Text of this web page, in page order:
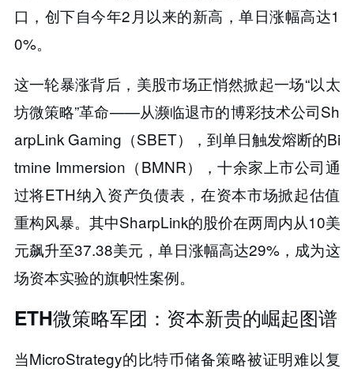
口，创下自今年2月以来的新高，单日涨幅高达1
0%。
这一轮暴涨背后，​​美股市场正悄然掀起一场“以太
坊微策略”革命​​——从濒临退市的博彩技术公司Sh
arpLink Gaming（SBET），到单日触发熔断的Bi
tmine Immersion（BMNR），十余家上市公司通
过将ETH纳入资产负债表，在资本市场掀起估值
重构风暴。其中SharpLink的股价在两周内从10美
元飙升至37.38美元，单日涨幅高达29%，成为这
场资本实验的旗帜性案例。
ETH微策略军团：资本新贵的崛起图谱
当MicroStrategy的比特币储备策略被证明难以复